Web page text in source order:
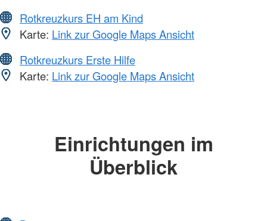
Rotkreuzkurs EH am Kind
Karte: Link zur Google Maps Ansicht
Rotkreuzkurs Erste Hilfe
Karte: Link zur Google Maps Ansicht
Einrichtungen im
Überblick